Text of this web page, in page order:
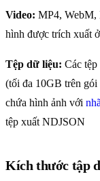
Video: MP4,
hình được trích xuất
Tệp dữ liệu: Các
(tối đa 10GB trên
chứa hình ảnh với
tệp xuất NDJSON
Kích thước tập